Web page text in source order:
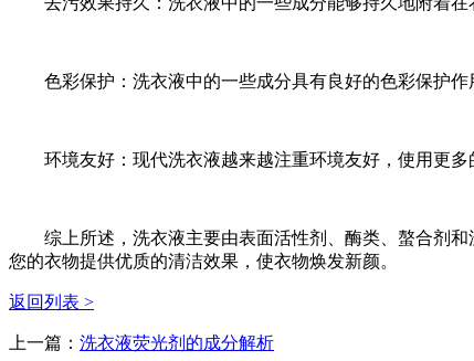
色彩保护：洗衣液中的一些成分具有良好的色彩保护作
环境友好：现代洗衣液越来越注重环境友好，使用更多
综上所述，洗衣液主要由表面活性剂、酶类、螯合剂和
您的衣物提供优质的清洁效果，使衣物焕发新颜。
返回列表 >
上一篇： 洗衣液荧光剂的成分解析